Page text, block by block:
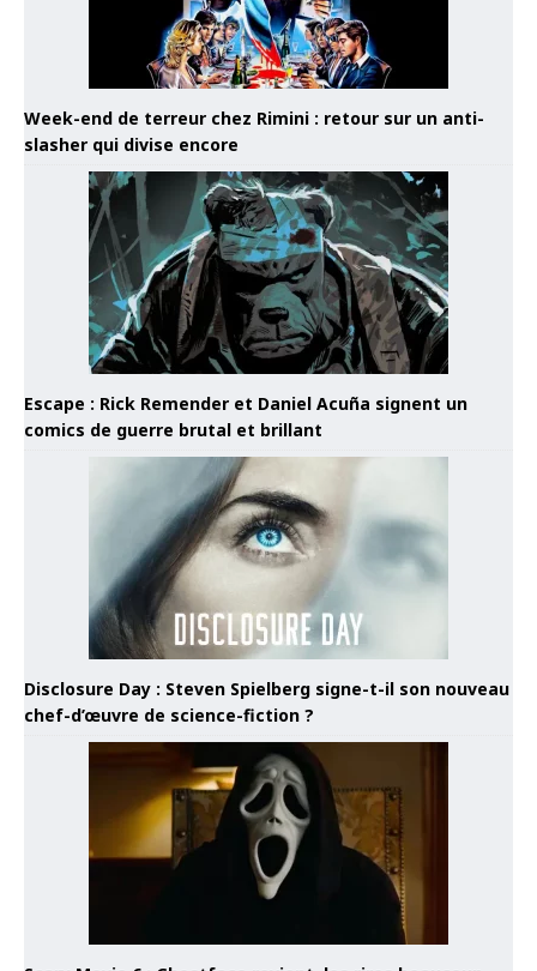
Week-end de terreur chez Rimini : retour sur un anti-
slasher qui divise encore
Escape : Rick Remender et Daniel Acuña signent un
comics de guerre brutal et brillant
Disclosure Day : Steven Spielberg signe-t-il son nouveau
chef-d’œuvre de science-fiction ?